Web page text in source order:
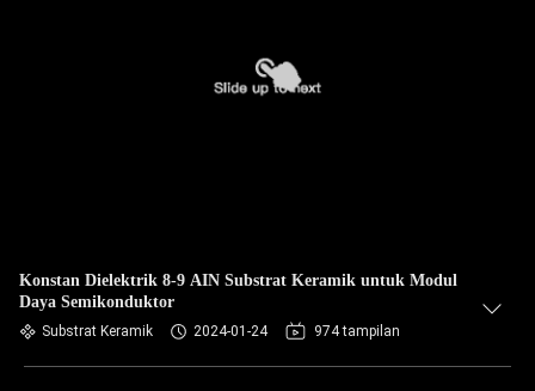
Konstan Dielektrik 8-9 AIN Substrat Keramik untuk Modul
Daya Semikonduktor
Substrat Keramik 2024-01-24 974 tampilan